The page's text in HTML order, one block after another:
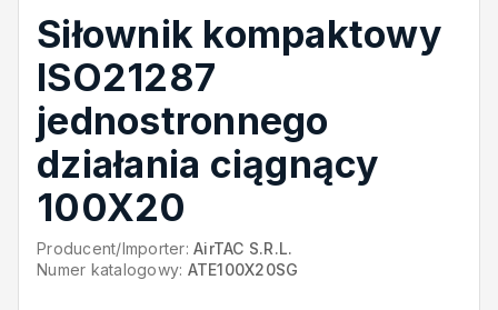
Siłownik kompaktowy
ISO21287
jednostronnego
działania ciągnący
100X20
Producent/Importer: AirTAC S.R.L.
Numer katalogowy: ATE100X20SG